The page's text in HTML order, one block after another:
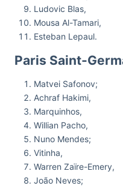
Ludovic Blas,
Mousa Al-Tamari,
Esteban Lepaul.
Paris Saint-
Matvei Safonov;
Achraf Hakimi,
Marquinhos,
Willian Pacho,
Nuno Mendes;
Vitinha,
Warren Zaïre-Emery,
João Neves;